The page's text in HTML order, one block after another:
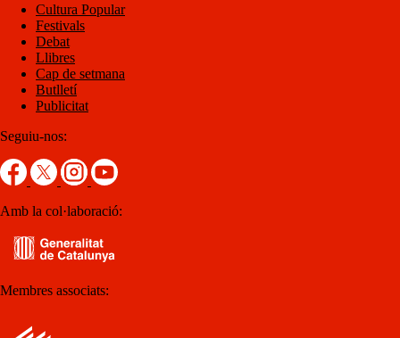
Cultura Popular
Festivals
Debat
Llibres
Cap de setmana
Butlletí
Publicitat
Seguiu-nos:
Amb la col·laboració:
Membres associats: